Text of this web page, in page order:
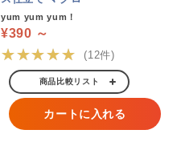
yum yum yum！
¥390 ～
★★★★★ (12件)
商品比較リスト
カートに入れる